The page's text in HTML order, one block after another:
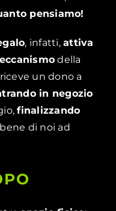
pensiamo!
, infatti,attiva
della
un dono a
in negozio
finalizzando
di noi ad